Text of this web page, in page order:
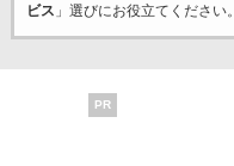
ビス 」選びにお役立てください。
PR